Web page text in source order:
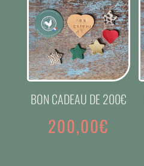
BON CADEAU DE 200€
200,00€